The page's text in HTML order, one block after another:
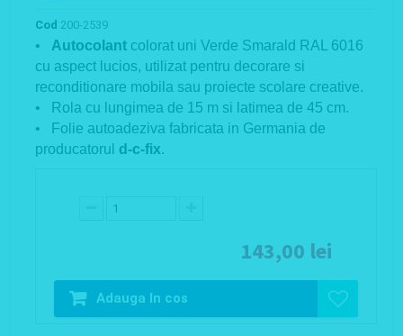
Cod 200-2539
• Autocolant colorat uni Verde Smarald RAL 6016
cu aspect lucios, utilizat pentru decorare si
reconditionare mobila sau proiecte scolare creative.
• Rola cu lungimea de 15 m si latimea de 45 cm.
• Folie autoadeziva fabricata in Germania de
producatorul d-c-fix.
143,00 lei
Adauga In cos